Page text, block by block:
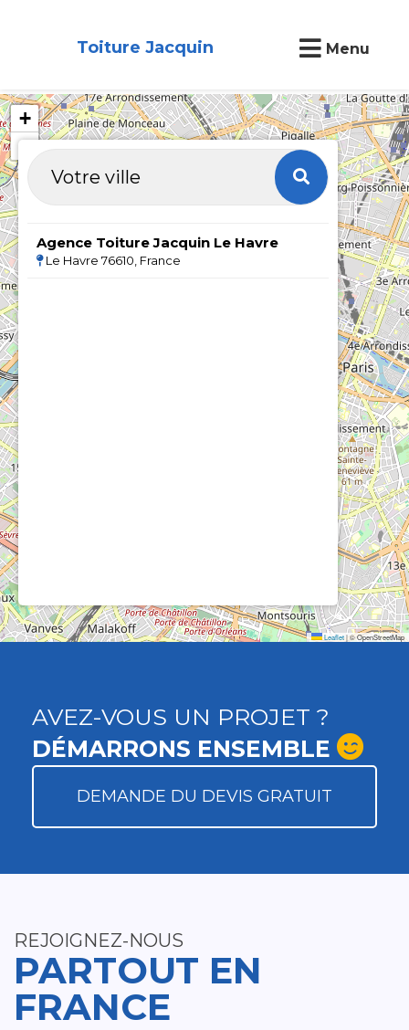
Toiture Jacquin Menu
Agence Toiture Jacquin Le Havre
Le Havre 76610, France
+
−
Leaflet|© OpenStreetMap
AVEZ-VOUS UN PROJET ?
DÉMARRONS ENSEMBLE
DEMANDE DU DEVIS GRATUIT
REJOIGNEZ-NOUS
PARTOUT EN
FRANCE